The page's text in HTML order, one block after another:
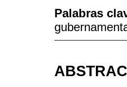
Palabras